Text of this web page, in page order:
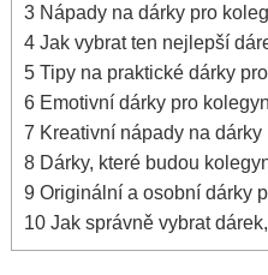
3 Nápady na dárky pro
4 Jak vybrat ten nejlepší
5 Tipy na praktické dárky
6 Emotivní dárky pro
7 Kreativní nápady na
8 Dárky, které budou
9 Originální a osobní dárky
10 Jak správně vybrat